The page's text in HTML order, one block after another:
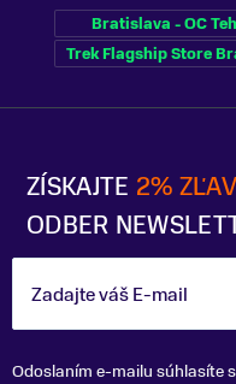
ZÍSKAJTE 2%
ODBER
Zadajte váš E-mail
Odoslaním e-mailu súhlasíte
Bratislava - OC
Trek Flagship Store